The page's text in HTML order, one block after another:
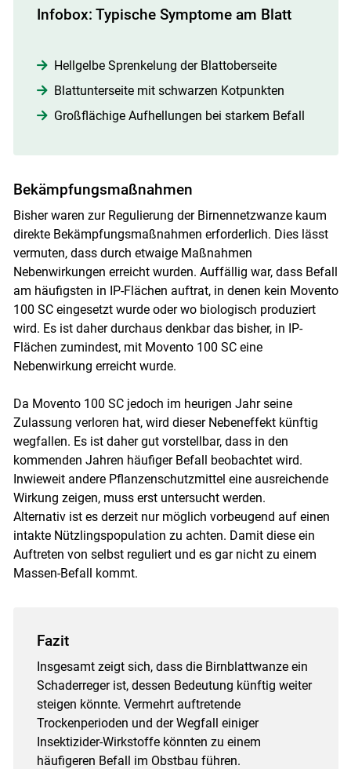
Infobox: Typische Symptome am Blatt
Hellgelbe Sprenkelung der Blattoberseite
Blattunterseite mit schwarzen Kotpunkten
Großflächige Aufhellungen bei starkem Befall
Bekämpfungsmaßnahmen
Bisher waren zur Regulierung der Birnennetzwanze kaum
direkte Bekämpfungsmaßnahmen erforderlich. Dies lässt
vermuten, dass durch etwaige Maßnahmen
Nebenwirkungen erreicht wurden. Auffällig war, dass Befall
am häufigsten in IP-Flächen auftrat, in denen kein Movento
100 SC eingesetzt wurde oder wo biologisch produziert
wird. Es ist daher durchaus denkbar das bisher, in IP-
Flächen zumindest, mit Movento 100 SC eine
Nebenwirkung erreicht wurde.
Da Movento 100 SC jedoch im heurigen Jahr seine
Zulassung verloren hat, wird dieser Nebeneffekt künftig
wegfallen. Es ist daher gut vorstellbar, dass in den
kommenden Jahren häufiger Befall beobachtet wird.
Inwieweit andere Pflanzenschutzmittel eine ausreichende
Wirkung zeigen, muss erst untersucht werden.
Alternativ ist es derzeit nur möglich vorbeugend auf einen
intakte Nützlingspopulation zu achten. Damit diese ein
Auftreten von selbst reguliert und es gar nicht zu einem
Massen-Befall kommt.
Fazit
Insgesamt zeigt sich, dass die Birnblattwanze ein
Schaderreger ist, dessen Bedeutung künftig weiter
steigen könnte. Vermehrt auftretende
Trockenperioden und der Wegfall einiger
Insektizider-Wirkstoffe könnten zu einem
häufigeren Befall im Obstbau führen.